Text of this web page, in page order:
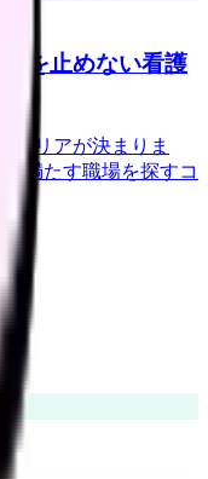
を止めない看護
ャリアが決まりま
満たす職場を探すコ